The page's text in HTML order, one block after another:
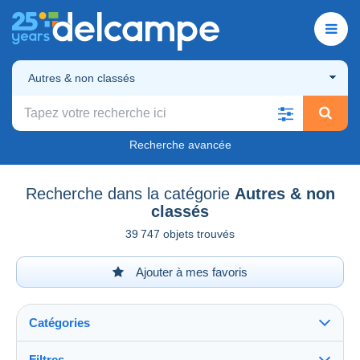
Autres & non classés
Recherche avancée
Recherche dans la catégorie Autres & non
classés
39 747 objets trouvés
Ajouter à mes favoris
Catégories